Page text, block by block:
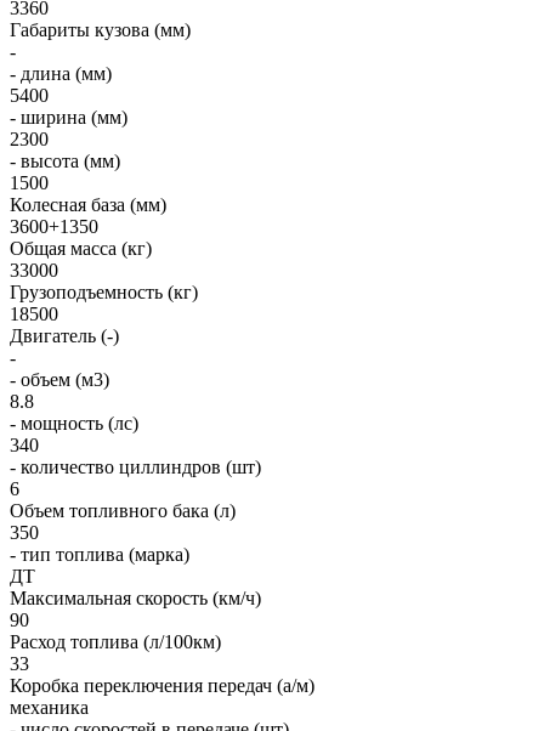
3360
Габариты кузова (мм)
-
- длина (мм)
5400
- ширина (мм)
2300
- высота (мм)
1500
Колесная база (мм)
3600+1350
Общая масса (кг)
33000
Грузоподъемность (кг)
18500
Двигатель (-)
-
- объем (м3)
8.8
- мощность (лс)
340
- количество циллиндров (шт)
6
Объем топливного бака (л)
350
- тип топлива (марка)
ДТ
Максимальная скорость (км/ч)
90
Расход топлива (л/100км)
33
Коробка переключения передач (а/м)
механика